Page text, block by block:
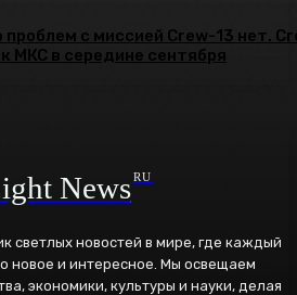
проблем с миссией Crew-13 нет.
МКС в середине сентября
NewsRU
светлых новостей в мире, где каждый
новое и интересное. Мы освещаем
экономики, культуры и науки, делая